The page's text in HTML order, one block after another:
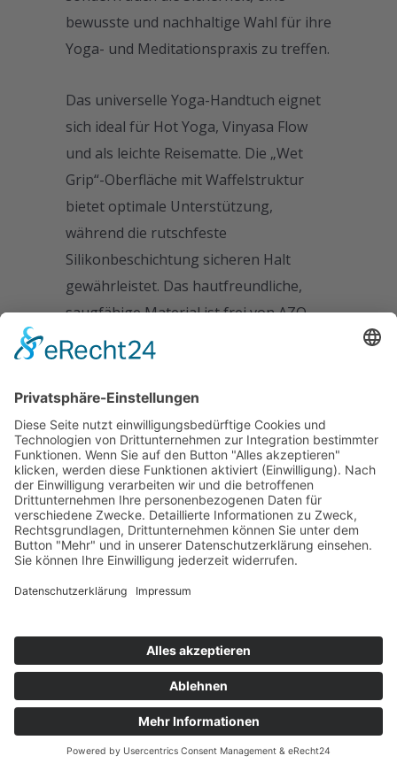
bewusste und nachhaltige Wahl für ihre
Yoga- und Meditationspraxis zu treffen.
Das universelle Yoga-Handtuch eignet
sich ideal für Hot Yoga, Vinyasa Flow
und als leichte Reisematte. Die „Wet
Grip“-Oberfläche mit Waffelstruktur
bietet optimale Unterstützung,
während die rutschfeste
Silikonbeschichtung sicheren Halt
gewährleistet. Das hautfreundliche,
saugfähige Material ist frei von AZO
und Schwermetallen. Das klassische
runde Meditationskissen (Ø 31 cm,
Höhe 15 cm) aus robustem Bio-Stoff
bietet vielseitige Sitzunterstützung und
der abnehmbare Bezug ermöglicht eine
individuelle Anpassung der Füllung.
Gefertigt nach hohen sozialen und
ökologischen Standards (GOTS), mit
leichter Bio-Dinkelfüllung für stabilen,
Ikarus